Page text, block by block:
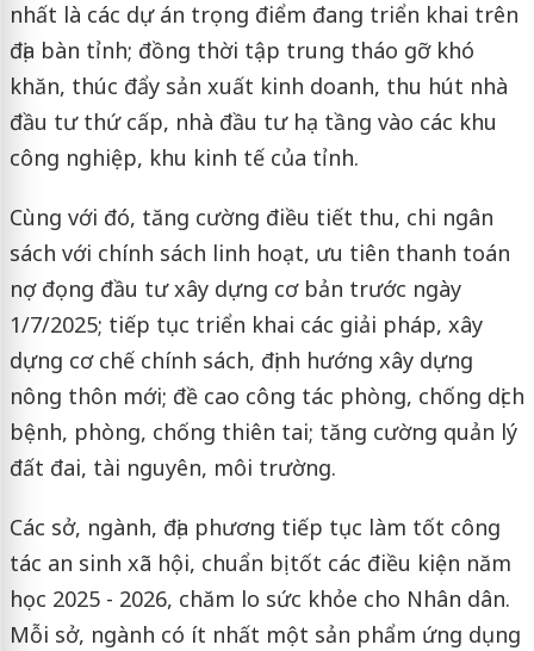
nhất là các dự án trọng điểm đang triển khai trên
địa bàn tỉnh; đồng thời tập trung tháo gỡ khó
khăn, thúc đẩy sản xuất kinh doanh, thu hút nhà
đầu tư thứ cấp, nhà đầu tư hạ tầng vào các khu
công nghiệp, khu kinh tế của tỉnh.
Cùng với đó, tăng cường điều tiết thu, chi ngân
sách với chính sách linh hoạt, ưu tiên thanh toán
nợ đọng đầu tư xây dựng cơ bản trước ngày
1/7/2025; tiếp tục triển khai các giải pháp, xây
dựng cơ chế chính sách, định hướng xây dựng
nông thôn mới; đề cao công tác phòng, chống dịch
bệnh, phòng, chống thiên tai; tăng cường quản lý
đất đai, tài nguyên, môi trường.
Các sở, ngành, địa phương tiếp tục làm tốt công
tác an sinh xã hội, chuẩn bị tốt các điều kiện năm
học 2025 - 2026, chăm lo sức khỏe cho Nhân dân.
Mỗi sở, ngành có ít nhất một sản phẩm ứng dụng